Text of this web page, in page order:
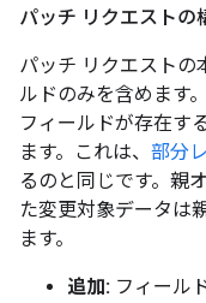
パッチ リクエストの
パッチ リクエストの
ルドのみを含めます
フィールドが存在す
ます。これは、 部分
るのと同じです。親
た変更対象データは
ます。
追加: フィール